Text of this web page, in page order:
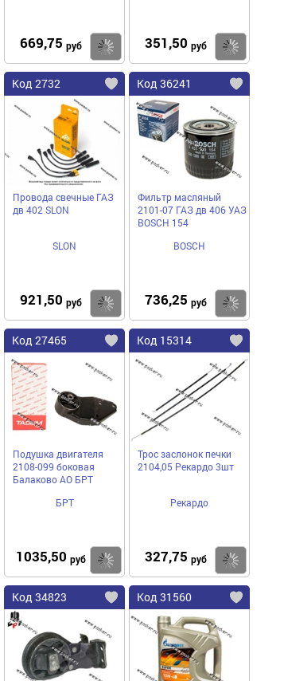
669,75 руб Купить
351,50 руб
Код 2732
Провода свечные ГАЗ
дв 402 SLON
SLON
921,50 руб Купить
Код 36241
Фильтр масляный
2101-07 ГАЗ дв 406 УАЗ
BOSCH 154
BOSCH
736,25 руб
Код 27465
Подушка двигателя
2108-099 боковая
Балаково АО БРТ
БРТ
1035,50 руб Купить
Код 15314
Трос заслонок печки
2104,05 Рекардо 3шт
Рекардо
327,75 руб
Код 34823 Код 31560